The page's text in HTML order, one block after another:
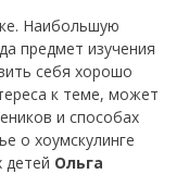
Наибольшую
предмет изучения
себя хорошо
к теме, может
и способах
о хоумскулинге
детей Ольга